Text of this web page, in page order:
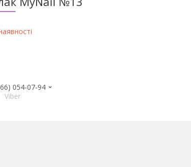
054-07-94
Viber